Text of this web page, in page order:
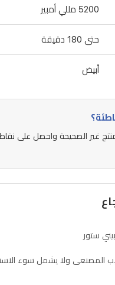
5200 مللي أمبير
حتى 180 دقيقة
أبيض
غير الصحيحة واحصل على نقاط
ستور
المصنعي ولا يشمل سوء